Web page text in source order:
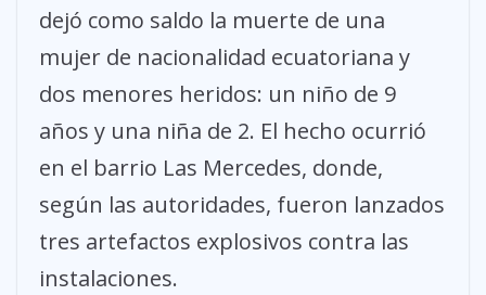
dejó como saldo la muerte de una
mujer de nacionalidad ecuatoriana y
dos menores heridos: un niño de 9
años y una niña de 2. El hecho ocurrió
en el barrio Las Mercedes, donde,
según las autoridades, fueron lanzados
tres artefactos explosivos contra las
instalaciones.